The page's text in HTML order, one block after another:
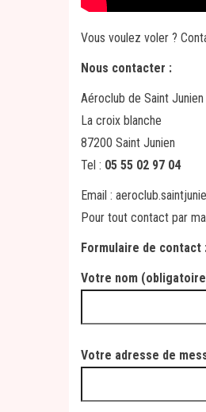
Vous voulez voler ?
Nous contacter :
Aéroclub de Saint Junien
La croix blanche
87200 Saint Junien
Tel : 05 55 02 97 04
Email :
Pour tout contact par
Formulaire de contact
Votre nom
Votre adresse de